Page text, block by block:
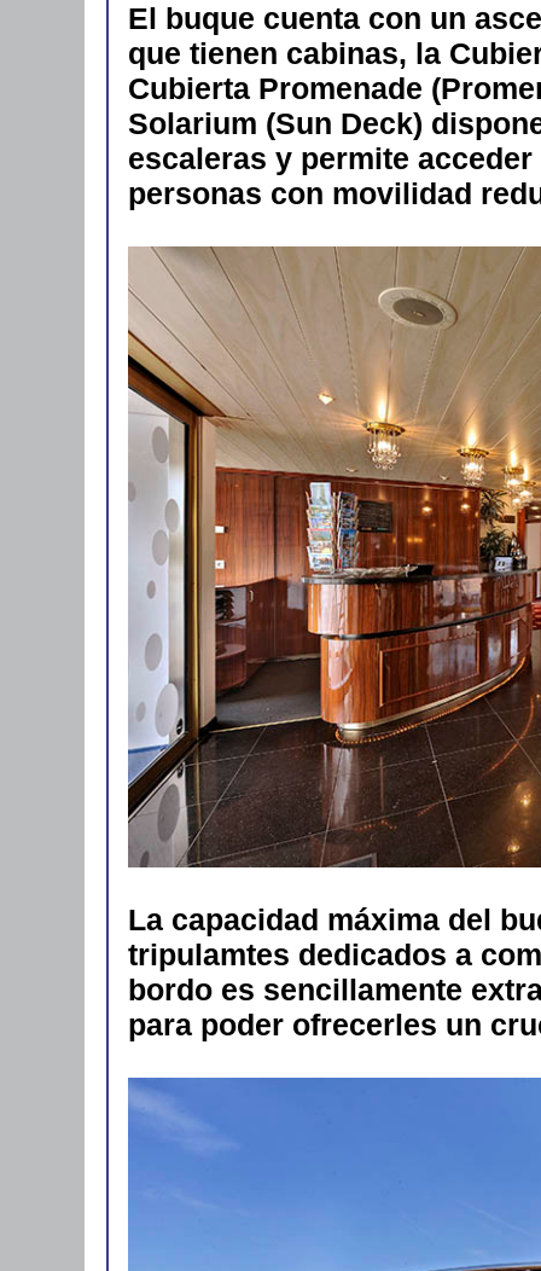
El buque cuenta con un
que tienen cabinas, la
Cubierta Promenade
Solarium (Sun Deck)
escaleras y permite
personas con movilidad
La capacidad máxima del
tripulamtes dedicados a
bordo es sencillamente
para poder ofrecerles un